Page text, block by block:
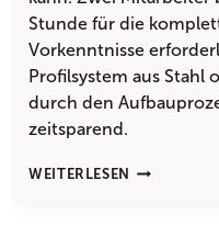
Stunde für die
Vorkenntnisse
Profilsystem aus
durch den
zeitsparend.
WEITERLESEN
BRAUCHE